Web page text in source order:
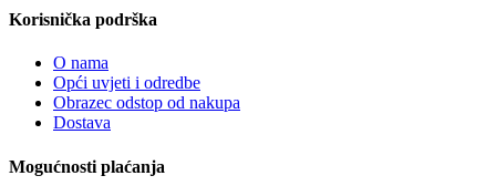
Korisnička podrška
O nama
Opći uvjeti i odredbe
Obrazec odstop od nakupa
Dostava
Mogućnosti plaćanja